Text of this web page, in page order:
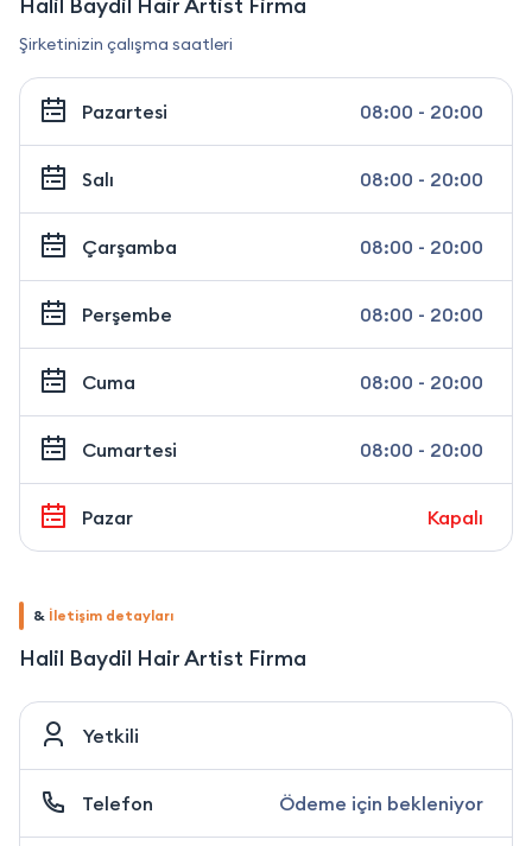
Halil Baydil Hair Artist Firma
Şirketinizin çalışma saatleri
Pazartesi 08:00 - 20:00
Salı 08:00 - 20:00
Çarşamba 08:00 - 20:00
Perşembe 08:00 - 20:00
Cuma 08:00 - 20:00
Cumartesi 08:00 - 20:00
Pazar Kapalı
& İletişim detayları
Halil Baydil Hair Artist Firma
Yetkili
Telefon Ödeme için bekleniyor